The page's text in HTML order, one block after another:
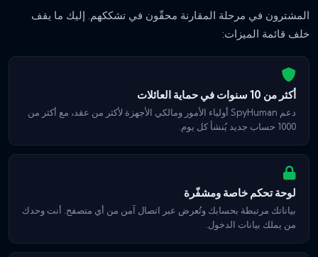
المشترون في مرحلة المقارنة محقّون في تشككهم. إليك ما يقف
خلف قائمة الميزات:
أكثر من 10 سنوات في حماية العائلات
دعم SpyHuman أولياء الأمور ومالكي الأجهزة لأكثر من عقد، مع أكثر من
1000 حساب جديد يُنشأ كل يوم.
لوحة تحكم خاصة ومشفّرة
بياناتك مرتبطة بحسابك وتُعرض عبر اتصال آمن من أي متصفح. أنت وحدك
من يملك بيانات الدخول.